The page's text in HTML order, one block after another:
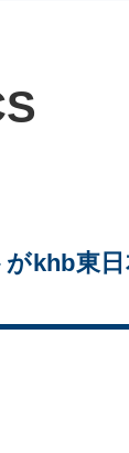
khb東